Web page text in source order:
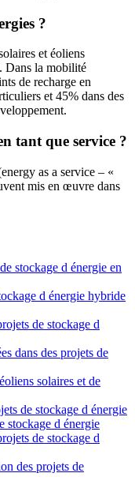
?
et éoliens
Dans la mobilité
de recharge en
et 45% dans des
tant que service ?
as a service – «
mis en œuvre dans
stockage d énergie en
d énergie hybride
de stockage d
dans des projets de
solaires et de
de stockage d énergie
stockage d énergie
de stockage d
des projets de